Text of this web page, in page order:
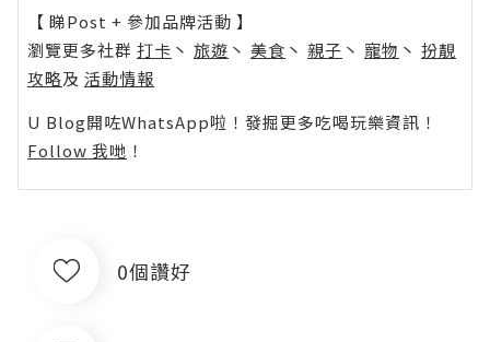
【 睇Post + 參加品牌活動 】
瀏覽更多社群 打卡 丶 旅遊 丶 美食 丶 親子 丶 寵物 丶 扮靚
攻略及 活動情報
U Blog開咗WhatsApp啦！發掘更多吃喝玩樂資訊！
Follow 我哋 ！
0個讚好